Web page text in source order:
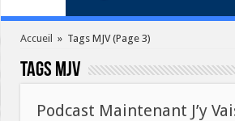
Accueil » Tags MJV(Page 3)
Tags MJV
Podcast Maintenant J’y